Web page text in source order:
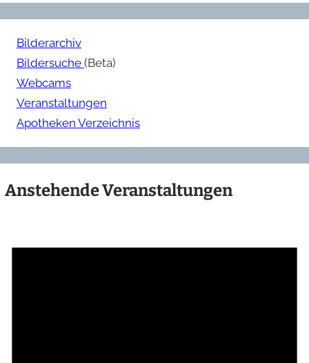
Bilderarchiv
Bildersuche (Beta)
Webcams
Veranstaltungen
Apotheken Verzeichnis
Anstehende Veranstaltungen